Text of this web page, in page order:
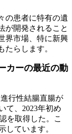
の患者に特有の遺
が開発されること
界市場、特に新興
らします。
カーの最近の動
行性結腸直腸が
て、2023年初め
を取得した。こ
しています。